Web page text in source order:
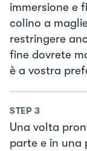
immersione e
colino a
restringere
fine dovrete
è a vostra
STEP 3
Una volta
parte e in una